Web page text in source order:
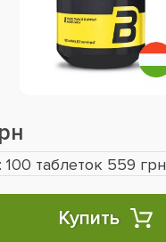
таблеток 559 грн
Купить